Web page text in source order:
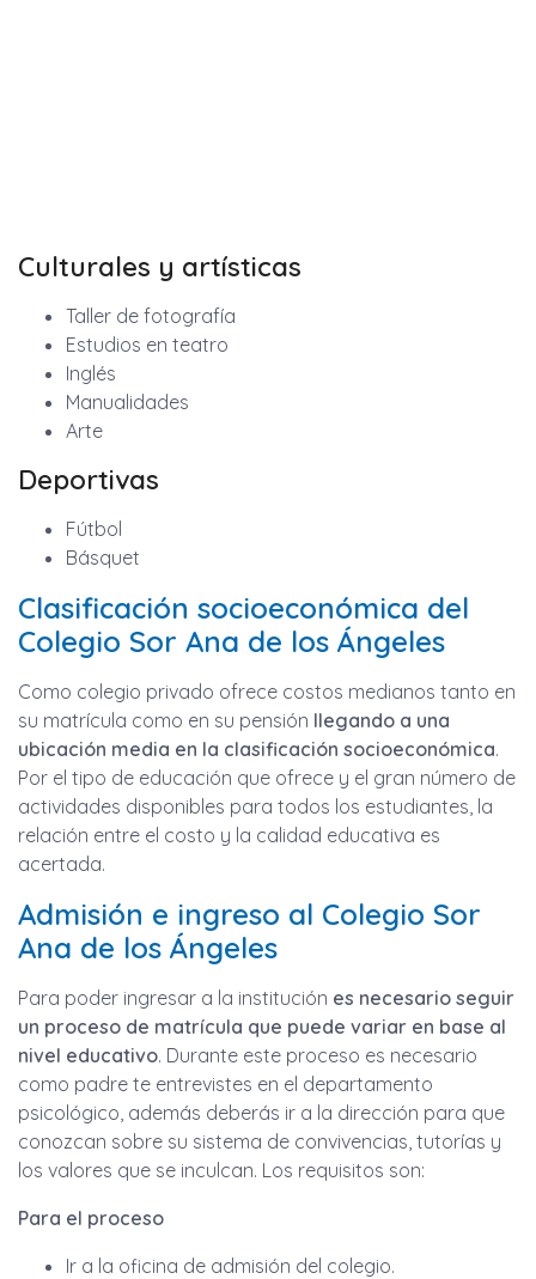
Culturales y artísticas
Taller de fotografía
Estudios en teatro
Inglés
Manualidades
Arte
Deportivas
Fútbol
Básquet
Clasificación socioeconómica del
Colegio Sor Ana de los Ángeles
Como colegio privado ofrece costos medianos tanto en
su matrícula como en su pensión llegando a una
ubicación media en la clasificación socioeconómica.
Por el tipo de educación que ofrece y el gran número de
actividades disponibles para todos los estudiantes, la
relación entre el costo y la calidad educativa es
acertada.
Admisión e ingreso al Colegio Sor
Ana de los Ángeles
Para poder ingresar a la institución es necesario seguir
un proceso de matrícula que puede variar en base al
nivel educativo. Durante este proceso es necesario
como padre te entrevistes en el departamento
psicológico, además deberás ir a la dirección para que
conozcan sobre su sistema de convivencias, tutorías y
los valores que se inculcan. Los requisitos son:
Para el proceso
Ir a la oficina de admisión del colegio.